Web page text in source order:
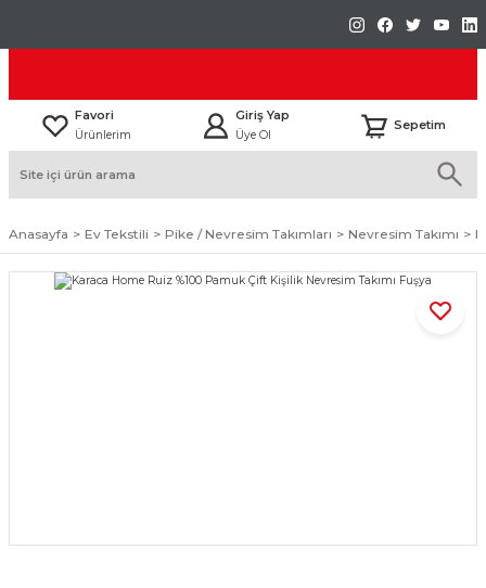
Favori
Ürünlerim
Giriş Yap
Üye Ol
Sepetim
Anasayfa Ev Tekstili Pike / Nevresim Takımları Nevresim Takımı